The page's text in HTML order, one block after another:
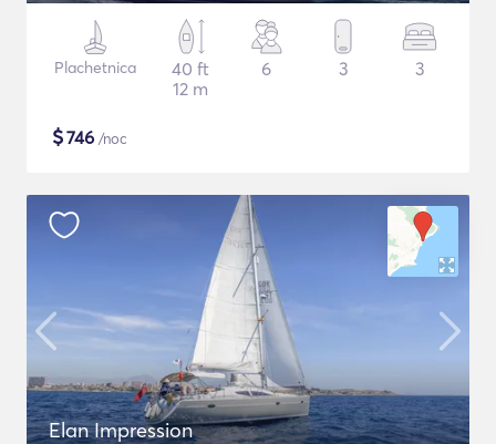
Plachetnica
40 ft
12 m
6 3 3
$746 /noc
Elan Impression